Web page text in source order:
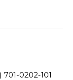
0202-101